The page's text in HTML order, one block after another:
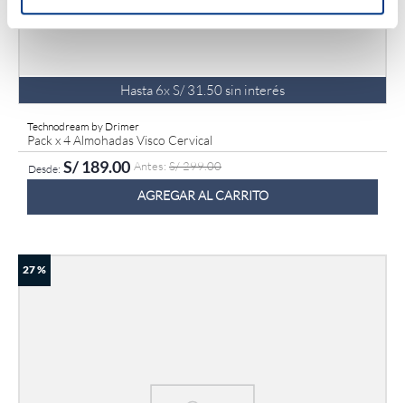
Hasta 6xS/ 31 50sin interés
Technodream by Drimer
Pack x 4 Almohadas Visco Cervical
S/189.00 S/299.00
AGREGAR AL CARRITO
27 %